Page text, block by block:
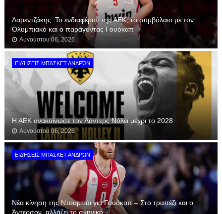
Λαρεντζάκης: Το ενδιαφέρον της ΑΕΚ, το συμβόλαιο με τον
Ολυμπιακό και ο παράγοντας Γουόκαπ
Αυγούστου 06, 2026
ΕΙΔΉΣΕΙΣ ΜΠΆΣΚΕΤ ΑΝΔΡΏΝ
Η ΑΕΚ ανακοίνωσε τον Λάντερς Νόλεϊ μέχρι το 2028
Αυγούστου 06, 2026
ΕΙΔΉΣΕΙΣ ΜΠΆΣΚΕΤ ΑΝΔΡΏΝ
Νέα κίνηση της Ντουμπάι για Γουόκαπ – Στο τραπέζι και ο
Άντερσον, αλλάζει το σκηνικό